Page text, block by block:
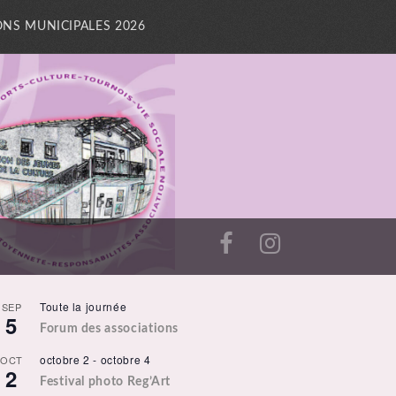
MUNICIPALES 2026
SEP
5
Toute la journée
Forum des associations
OCT
2
octobre 2 - octobre 4
Festival photo Reg’Art